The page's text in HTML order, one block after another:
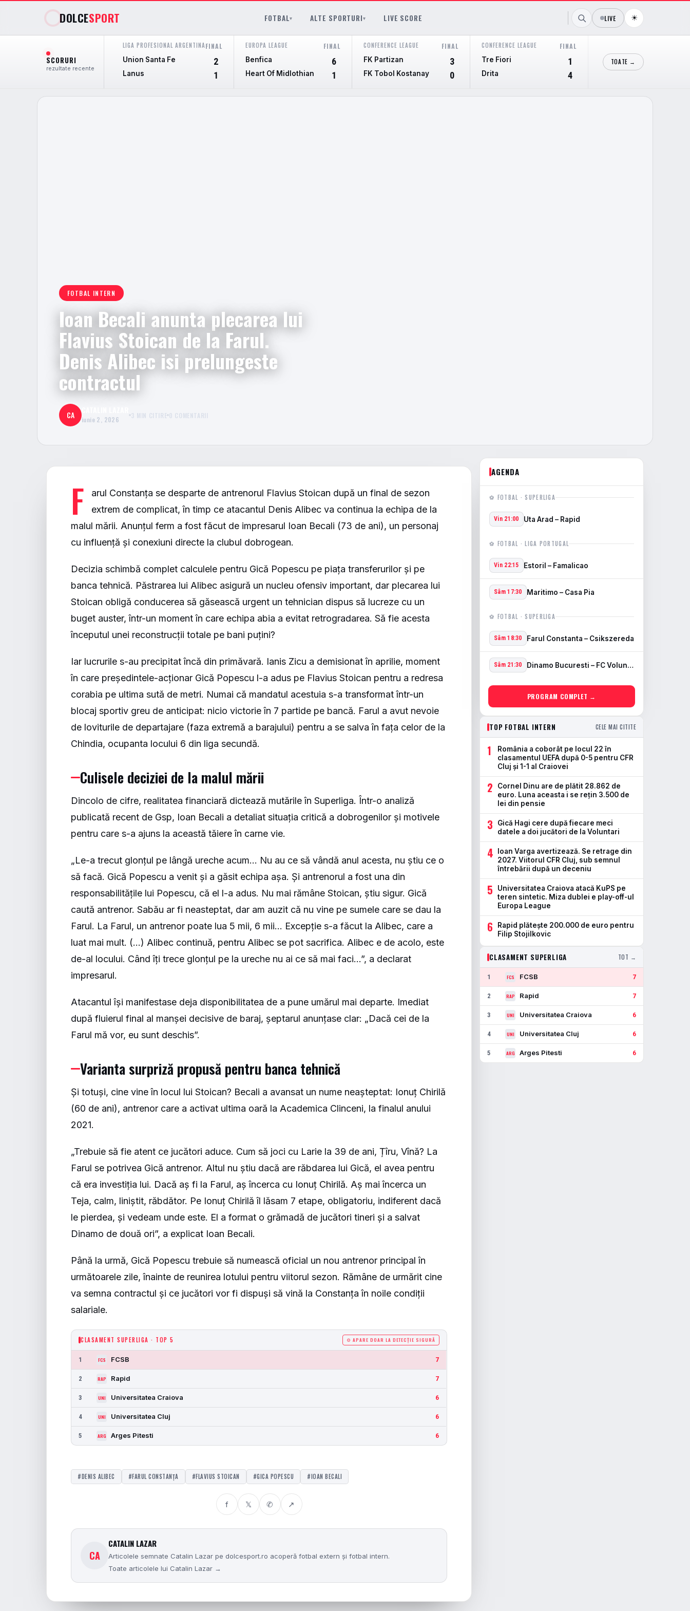
DOLCESPORT FOTBAL▾ ALTE SPORTURI▾ LIVE SCORE LIVE ☀
SCORURI
rezultate recente
LIGA PROFESIONAL ARGENTINAFINAL
Union Santa Fe 2
Lanus 1
EUROPA LEAGUE FINAL
Benfica 6
Heart Of Midlothian 1
CONFERENCE LEAGUE FINAL
FK Partizan 3
FK Tobol Kostanay 0
CONFERENCE LEAGUE FINAL
Tre Fiori 1
Drita 4
Hibernian
TOATE →
FOTBAL INTERN
Ioan Becali anunta plecarea lui
Flavius Stoican de la Farul.
Denis Alibec isi prelungeste
contractul
CA iunie 2, 2026 3 MIN CITIRE 0 COMENTARII
F
arul Constanța se desparte de antrenorul Flavius Stoican după un final de sezon
extrem de complicat, în timp ce atacantul Denis Alibec va continua la echipa de la
malul mării. Anunțul ferm a fost făcut de impresarul Ioan Becali (73 de ani), un personaj
cu influență și conexiuni directe la clubul dobrogean.
Decizia schimbă complet calculele pentru Gică Popescu pe piața transferurilor și pe
banca tehnică. Păstrarea lui Alibec asigură un nucleu ofensiv important, dar plecarea lui
Stoican obligă conducerea să găsească urgent un tehnician dispus să lucreze cu un
buget auster, într-un moment în care echipa abia a evitat retrogradarea. Să fie acesta
începutul unei reconstrucții totale pe bani puțini?
Iar lucrurile s-au precipitat încă din primăvară. Ianis Zicu a demisionat în aprilie, moment
în care președintele-acționar Gică Popescu l-a adus pe Flavius Stoican pentru a redresa
corabia pe ultima sută de metri. Numai că mandatul acestuia s-a transformat într-un
blocaj sportiv greu de anticipat: nicio victorie în 7 partide pe bancă. Farul a avut nevoie
de loviturile de departajare (faza extremă a barajului) pentru a se salva în fața celor de la
Chindia, ocupanta locului 6 din liga secundă.
Culisele deciziei de la malul mării
Dincolo de cifre, realitatea financiară dictează mutările în Superliga. Într-o analiză
publicată recent de Gsp, Ioan Becali a detaliat situația critică a dobrogenilor și motivele
pentru care s-a ajuns la această tăiere în carne vie.
„Le-a trecut glonțul pe lângă ureche acum… Nu au ce să vândă anul acesta, nu știu ce o
să facă. Gică Popescu a venit și a găsit echipa așa. Și antrenorul a fost una din
responsabilitățile lui Popescu, că el l-a adus. Nu mai rămâne Stoican, știu sigur. Gică
caută antrenor. Sabău ar fi neasteptat, dar am auzit că nu vine pe sumele care se dau la
Farul. La Farul, un antrenor poate lua 5 mii, 6 mii… Excepție s-a făcut la Alibec, care a
luat mai mult. (…) Alibec continuă, pentru Alibec se pot sacrifica. Alibec e de acolo, este
de-al locului. Când îți trece glonțul pe la ureche nu ai ce să mai faci…”, a declarat
impresarul.
Atacantul își manifestase deja disponibilitatea de a pune umărul mai departe. Imediat
după fluierul final al manșei decisive de baraj, șeptarul anunțase clar: „Dacă cei de la
Farul mă vor, eu sunt deschis”.
Varianta surpriză propusă pentru banca tehnică
Și totuși, cine vine în locul lui Stoican? Becali a avansat un nume neașteptat: Ionuț Chirilă
(60 de ani), antrenor care a activat ultima oară la Academica Clinceni, la finalul anului
2021.
„Trebuie să fie atent ce jucători aduce. Cum să joci cu Larie la 39 de ani, Țîru, Vînă? La
Farul se potrivea Gică antrenor. Altul nu știu dacă are răbdarea lui Gică, el avea pentru
că era investiția lui. Dacă aș fi la Farul, aș încerca cu Ionuț Chirilă. Aș mai încerca un
Teja, calm, liniștit, răbdător. Pe Ionuț Chirilă îl lăsam 7 etape, obligatoriu, indiferent dacă
le pierdea, și vedeam unde este. El a format o grămadă de jucători tineri și a salvat
Dinamo de două ori”, a explicat Ioan Becali.
Până la urmă, Gică Popescu trebuie să numească oficial un nou antrenor principal în
următoarele zile, înainte de reunirea lotului pentru viitorul sezon. Rămâne de urmărit cine
va semna contractul și ce jucători vor fi dispuși să vină la Constanța în noile condiții
salariale.
CLASAMENT SUPERLIGA · TOP 5 ⚙ APARE DOAR LA DETECȚIE SIGURĂ
1 FCS FCSB 7
2 RAP Rapid 7
3 UNI Universitatea Craiova 6
4 UNI Universitatea Cluj 6
5 ARG Arges Pitesti 6
#DENIS ALIBEC #FARUL CONSTANȚA #FLAVIUS STOICAN #GICA POPESCU #IOAN BECALI
f 𝕏 ✆ ↗
CA
CATALIN LAZAR
Articolele semnate Catalin Lazar pe dolcesport.ro acoperă fotbal extern și fotbal intern.
Toate articolele lui Catalin Lazar →
AGENDA
⚽ FOTBAL · SUPERLIGA
Vin 21:00 Uta Arad – Rapid
⚽ FOTBAL · LIGA PORTUGAL
Vin 22:15 Estoril – Famalicao
Sâm 17:30 Maritimo – Casa Pia
⚽ FOTBAL · SUPERLIGA
Sâm 18:30 Farul Constanta – Csikszereda
Sâm 21:30 Dinamo Bucuresti – FC Voluntari
PROGRAM COMPLET →
TOP FOTBAL INTERN CELE MAI CITITE
1
România a coborât pe locul 22 în
clasamentul UEFA după 0-5 pentru CFR
Cluj și 1-1 al Craiovei
2
Cornel Dinu are de plătit 28.862 de
euro. Luna aceasta i se rețin 3.500 de
lei din pensie
3
Gică Hagi cere după fiecare meci
datele a doi jucători de la Voluntari
4
Ioan Varga avertizează. Se retrage din
2027. Viitorul CFR Cluj, sub semnul
întrebării după un deceniu
5
Universitatea Craiova atacă KuPS pe
teren sintetic. Miza dublei e play-off-ul
Europa League
6
Rapid plătește 200.000 de euro pentru
Filip Stojilkovic
CLASAMENT SUPERLIGA TOT →
1 FCS FCSB 7
2 RAP Rapid 7
3 UNI Universitatea Craiova 6
4 UNI Universitatea Cluj 6
5 ARG Arges Pitesti 6